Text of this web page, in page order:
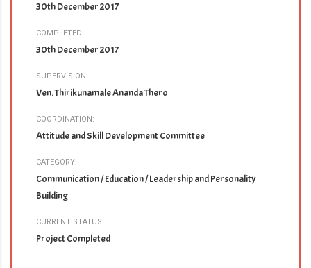
30th December 2017
COMPLETED:
30th December 2017
SUPERVISION:
Ven. Thirikunamale Ananda Thero
COORDINATION:
Attitude and Skill Development Committee
CATEGORY:
Communication / Education / Leadership and Personality
Building
CURRENT STATUS:
Project Completed